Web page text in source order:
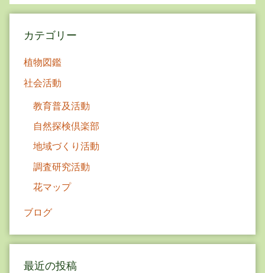
シ
カテゴリー
植物図鑑
社会活動
教育普及活動
自然探検倶楽部
地域づくり活動
調査研究活動
花マップ
ブログ
最近の投稿